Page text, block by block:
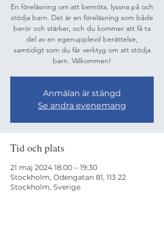
En föreläsning om att bemöta, lyssna på och
stödja barn. Det är en föreläsning som både
berör och stärker, och du kommer att få ta
del av en egenupplevd berättelse,
samtidigt som du får verktyg om att stödja
barn. Välkommen!
Anmälan är stängd
Se andra evenemang
Tid och plats
21 maj 2024 18:00 – 19:30
Stockholm, Odengatan 81, 113 22
Stockholm, Sverige